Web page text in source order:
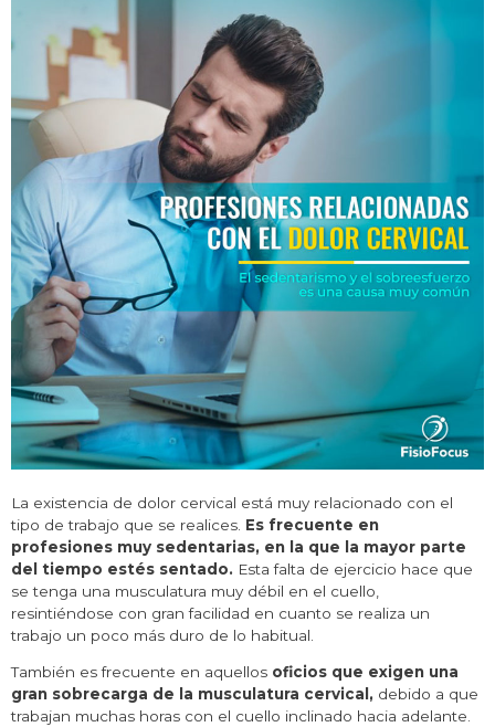
La existencia de dolor cervical está muy relacionado con el
tipo de trabajo que se realices. Es frecuente en
profesiones muy sedentarias, en la que la mayor parte
del tiempo estés sentado. Esta falta de ejercicio hace que
se tenga una musculatura muy débil en el cuello,
resintiéndose con gran facilidad en cuanto se realiza un
trabajo un poco más duro de lo habitual.
También es frecuente en aquellos oficios que exigen una
gran sobrecarga de la musculatura cervical, debido a que
trabajan muchas horas con el cuello inclinado hacia adelante.